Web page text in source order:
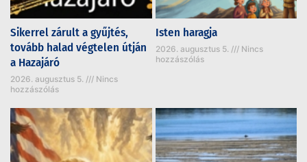
Sikerrel zárult a gyűjtés,
tovább halad végtelen útján
a Hazajáró
2026. augusztus 5.
Nincs
hozzászólás
Isten haragja
2026. augusztus 5.
Nincs
hozzászólás